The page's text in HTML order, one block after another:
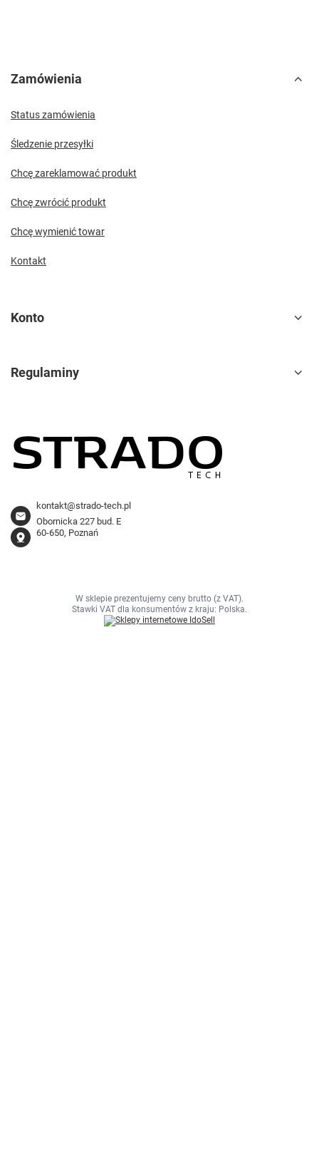
Zamówienia
Status zamówienia
Śledzenie przesyłki
Chcę zareklamować produkt
Chcę zwrócić produkt
Chcę wymienić towar
Kontakt
Konto
Regulaminy
kontakt@strado-tech.pl
Obornicka 227 bud. E
60-650, Poznań
W sklepie prezentujemy ceny brutto (z VAT).
Stawki VAT dla konsumentów z kraju: Polska.